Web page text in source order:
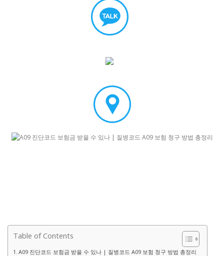
Table of Contents
A09 진단코드 보험금 받을 수 있나 | 질병코드 A09 보험 청구 방법 총정리